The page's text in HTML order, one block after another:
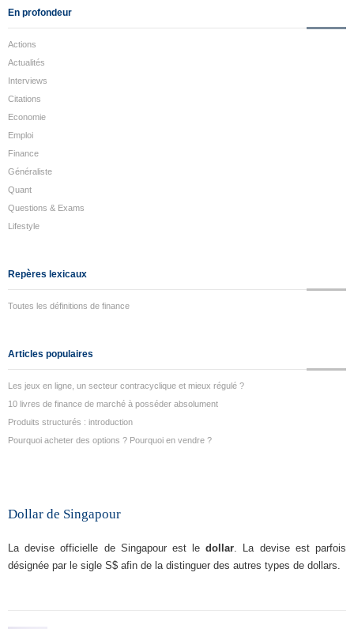
En profondeur
Actions
Actualités
Interviews
Citations
Economie
Emploi
Finance
Généraliste
Quant
Questions & Exams
Lifestyle
Repères lexicaux
Toutes les définitions de finance
Articles populaires
Les jeux en ligne, un secteur contracyclique et mieux régulé ?
10 livres de finance de marché à posséder absolument
Produits structurés : introduction
Pourquoi acheter des options ? Pourquoi en vendre ?
Dollar de Singapour
La devise officielle de Singapour est ledollar. La devise est parfois
désignée par le sigle S$ afin de la distinguer des autres types de dollars.